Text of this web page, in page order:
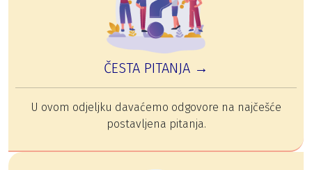
ČESTA PITANJA →
U ovom odjeljku davaćemo odgovore na najčešće
postavljena pitanja.